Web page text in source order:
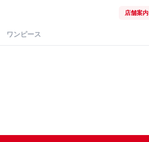
店舗案内
ワンピース